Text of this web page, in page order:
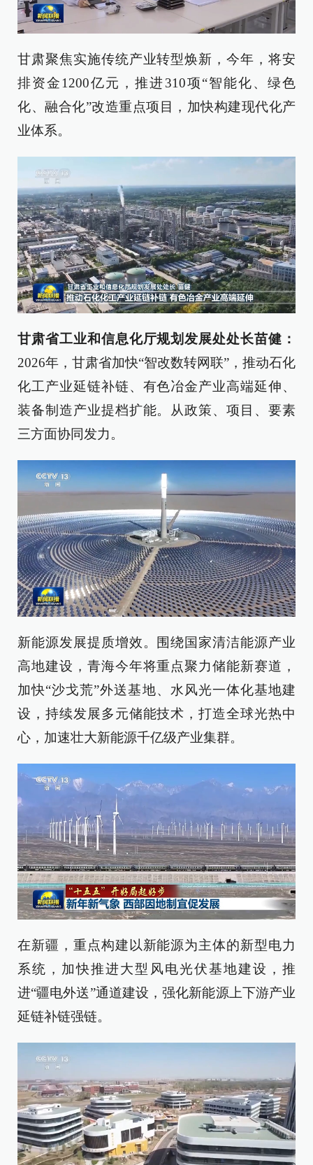
甘肃聚焦实施传统产业转型焕新，今年，将安
排资金1200亿元，推进310项“智能化、绿色
化、融合化”改造重点项目，加快构建现代化产
业体系。
甘肃省工业和信息化厅规划发展处处长苗健：
2026年，甘肃省加快“智改数转网联”，推动石化
化工产业延链补链、有色冶金产业高端延伸、
装备制造产业提档扩能。从政策、项目、要素
三方面协同发力。
新能源发展提质增效。围绕国家清洁能源产业
高地建设，青海今年将重点聚力储能新赛道，
加快“沙戈荒”外送基地、水风光一体化基地建
设，持续发展多元储能技术，打造全球光热中
心，加速壮大新能源千亿级产业集群。
在新疆，重点构建以新能源为主体的新型电力
系统，加快推进大型风电光伏基地建设，推
进“疆电外送”通道建设，强化新能源上下游产业
延链补链强链。